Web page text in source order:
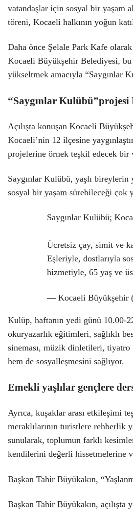
vatandaşlar için sosyal bir yaşam
töreni, Kocaeli halkının yoğun
Daha önce Şelale Park Kafe
Kocaeli Büyükşehir Belediyesi,
yükseltmek amacıyla “Saygınlar
“Saygınlar Kulübü”projesi
Açılışta konuşan Kocaeli
Kocaeli’nin 12 ilçesine
projelerine örnek teşkil edecek bir
Saygınlar Kulübü, yaşlı
sosyal bir yaşam sürebileceği çok
Saygınlar Kulübü;
Ücretsiz çay, simit ve
Eşleriyle, dostlarıyla
hizmetiyle, 65 yaş ve
— Kocaeli Büyükşehir
Kulüp, haftanın yedi günü 10.00-
okuryazarlık eğitimleri, sağlıklı
sineması, müzik dinletileri,
hem de sosyalleşmesini sağlıyor.
Emekli yaşlılar gençlere
Ayrıca, kuşaklar arası etkileşimi
meraklılarının turistlere
sunularak, toplumun farklı
kendilerini değerli hissetmelerine
Başkan Tahir Büyükakın,
Başkan Tahir Büyükakın, açılışta